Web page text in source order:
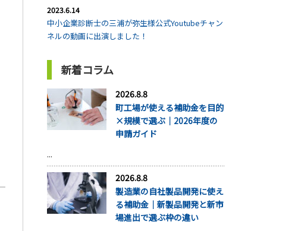
2023.6.14
中小企業診断士の三浦が弥生様公式Youtubeチャン
ネルの動画に出演しました！
新着コラム
2026.8.8
町工場が使える補助金を目的
×規模で選ぶ｜2026年度の
申請ガイド
...
2026.8.8
製造業の自社製品開発に使え
る補助金｜新製品開発と新市
場進出で選ぶ枠の違い